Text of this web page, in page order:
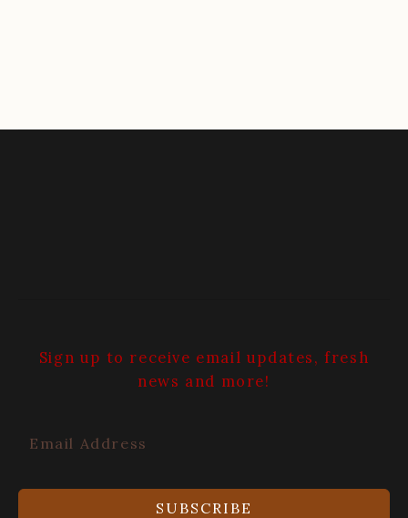
Sign up to receive email updates, fresh
news and more!
SUBSCRIBE